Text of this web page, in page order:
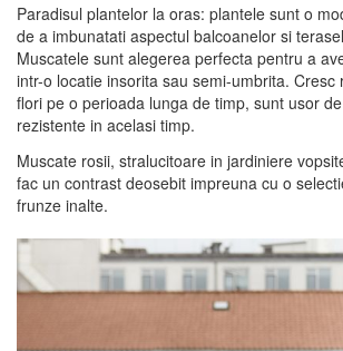
Paradisul plantelor la oras: plantele sunt o
de a imbunatati aspectul balcoanelor si
Muscatele sunt alegerea perfecta pentru a
intr-o locatie insorita sau semi-umbrita. Cresc
flori pe o perioada lunga de timp, sunt usor
rezistente in acelasi timp.
Muscate rosii, stralucitoare in jardiniere
fac un contrast deosebit impreuna cu o
frunze inalte.